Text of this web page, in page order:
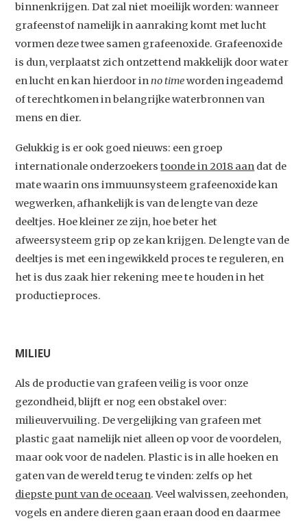
Agenda
Video
Podcast
Artikelen
binnenkrijgen. Dat zal niet moeilijk worden: wanneer
grafeenstof namelijk in aanraking komt met lucht
vormen deze twee samen grafeenoxide. Grafeenoxide
is dun, verplaatst zich ontzettend makkelijk door water
en lucht en kan hierdoor inno timeworden ingeademd
of terechtkomen in belangrijke waterbronnen van
mens en dier.
Gelukkig is er ook goed nieuws: een groep
internationale onderzoekerstoonde in 2018 aan dat de
mate waarin ons immuunsysteem grafeenoxide kan
wegwerken, afhankelijk is van de lengte van deze
deeltjes. Hoe kleiner ze zijn, hoe beter het
afweersysteem grip op ze kan krijgen. De lengte van de
deeltjes is met een ingewikkeld proces te reguleren, en
het is dus zaak hier rekening mee te houden in het
productieproces.
MILIEU
Als de productie van grafeen veilig is voor onze
gezondheid, blijft er nog een obstakel over:
milieuvervuiling. De vergelijking van grafeen met
plastic gaat namelijk niet alleen op voor de voordelen,
maar ook voor de nadelen. Plastic is in alle hoeken en
gaten van de wereld terug te vinden: zelfs op het
diepste punt van de oceaan. Veel walvissen, zeehonden,
vogels en andere dieren gaan eraan dood en daarmee